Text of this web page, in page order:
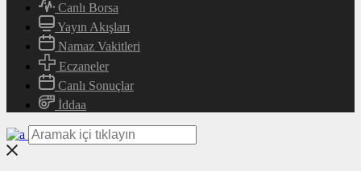
Canlı Borsa
Yayın Akışları
Namaz Vakitleri
Eczaneler
Canlı Sonuçlar
İddaa